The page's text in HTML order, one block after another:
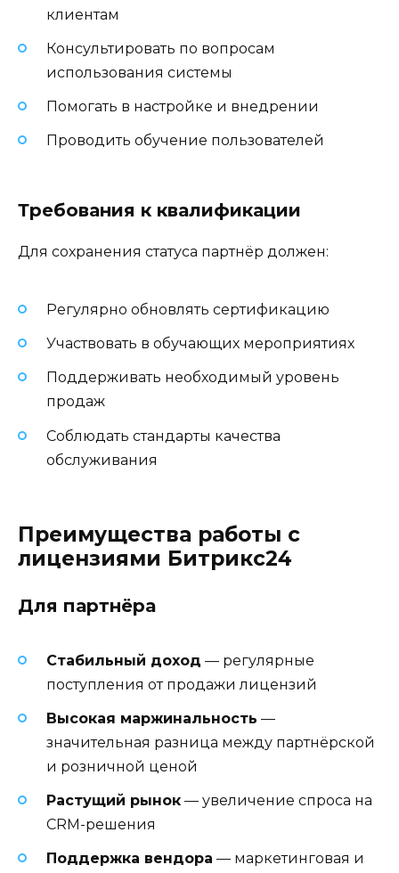
клиентам
Консультировать по вопросам
использования системы
Помогать в настройке и внедрении
Проводить обучение пользователей
Требования к квалификации
Для сохранения статуса партнёр должен:
Регулярно обновлять сертификацию
Участвовать в обучающих мероприятиях
Поддерживать необходимый уровень
продаж
Соблюдать стандарты качества
обслуживания
Преимущества работы с
лицензиями Битрикс24
Для партнёра
Стабильный доход — регулярные
поступления от продажи лицензий
Высокая маржинальность —
значительная разница между партнёрской
и розничной ценой
Растущий рынок — увеличение спроса на
CRM-решения
Поддержка вендора — маркетинговая и